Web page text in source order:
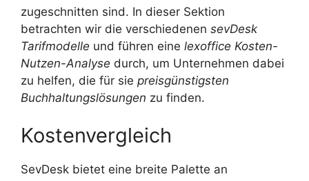
zugeschnitten sind. In dieser Sektion
betrachten wir die verschiedenen sevDesk
Tarifmodelle und führen eine lexoffice Kosten-
Nutzen-Analyse durch, um Unternehmen dabei
zu helfen, die für sie preisgünstigsten
Buchhaltungslösungen zu finden.
Kostenvergleich
SevDesk bietet eine breite Palette an